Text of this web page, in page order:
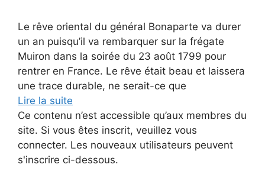
Le rêve oriental du général Bonaparte va durer
un an puisqu’il va rembarquer sur la frégate
Muiron dans la soirée du 23 août 1799 pour
rentrer en France. Le rêve était beau et laissera
une trace durable, ne serait-ce que
Lire la suite
Ce contenu n’est accessible qu’aux membres du
site. Si vous êtes inscrit, veuillez vous
connecter. Les nouveaux utilisateurs peuvent
s'inscrire ci-dessous.